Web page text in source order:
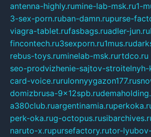
antenna-highly.rumine-lab-msk.ru1-
3-sex-porn.ruban-damn.rupurse-
viagra-tablet.rufasbags.ruadler-jun.ru
fincontech.ru3sexporn.ru1mus.ru
rebus-toys.ruminelab-msk.rurtdco.ru
seo-prodvizhenie-sajtov-stroitelnyh-
card-voice.rurulonnyygazon177.ru
domizbrusa-9x12spb.ru
a380club.ruargentinamia.ru
perk-oka.rug-octopus.ru
naruto-x.rupursefactory.rutor-